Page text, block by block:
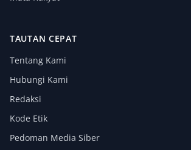
TAUTAN CEPAT
Tentang Kami
Hubungi Kami
Redaksi
Kode Etik
Pedoman Media Siber